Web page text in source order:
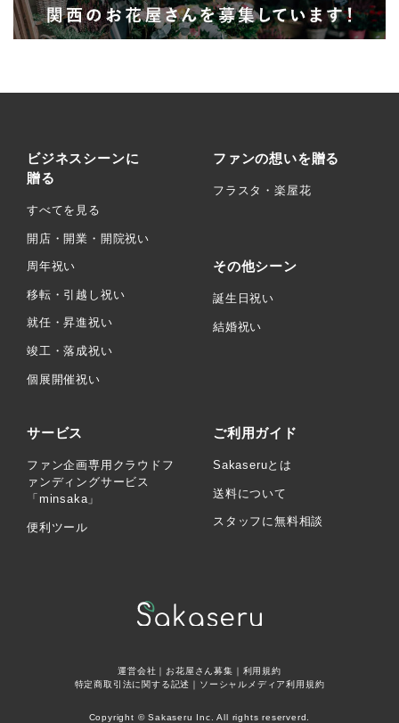
ビジネスシーンに
贈る
すべてを見る
開店・開業・開院祝い
周年祝い
移転・引越し祝い
就任・昇進祝い
竣工・落成祝い
個展開催祝い
ファンの想いを贈る
フラスタ・楽屋花
その他シーン
誕生日祝い
結婚祝い
サービス
ファン企画専用クラウドフ
ァンディングサービス
「minsaka」
便利ツール
ご利用ガイド
Sakaseruとは
送料について
スタッフに無料相談
運営会社 ｜ お花屋さん募集 ｜ 利用規約
特定商取引法に関する記述 ｜ ソーシャルメディア利用規約
Copyright © Sakaseru Inc. All rights reserverd.